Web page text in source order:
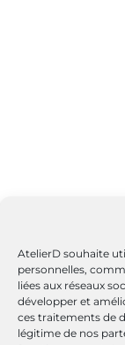
AtelierD souhaite
personnelles,
liées aux réseaux
développer et
ces traitements de
légitime de nos